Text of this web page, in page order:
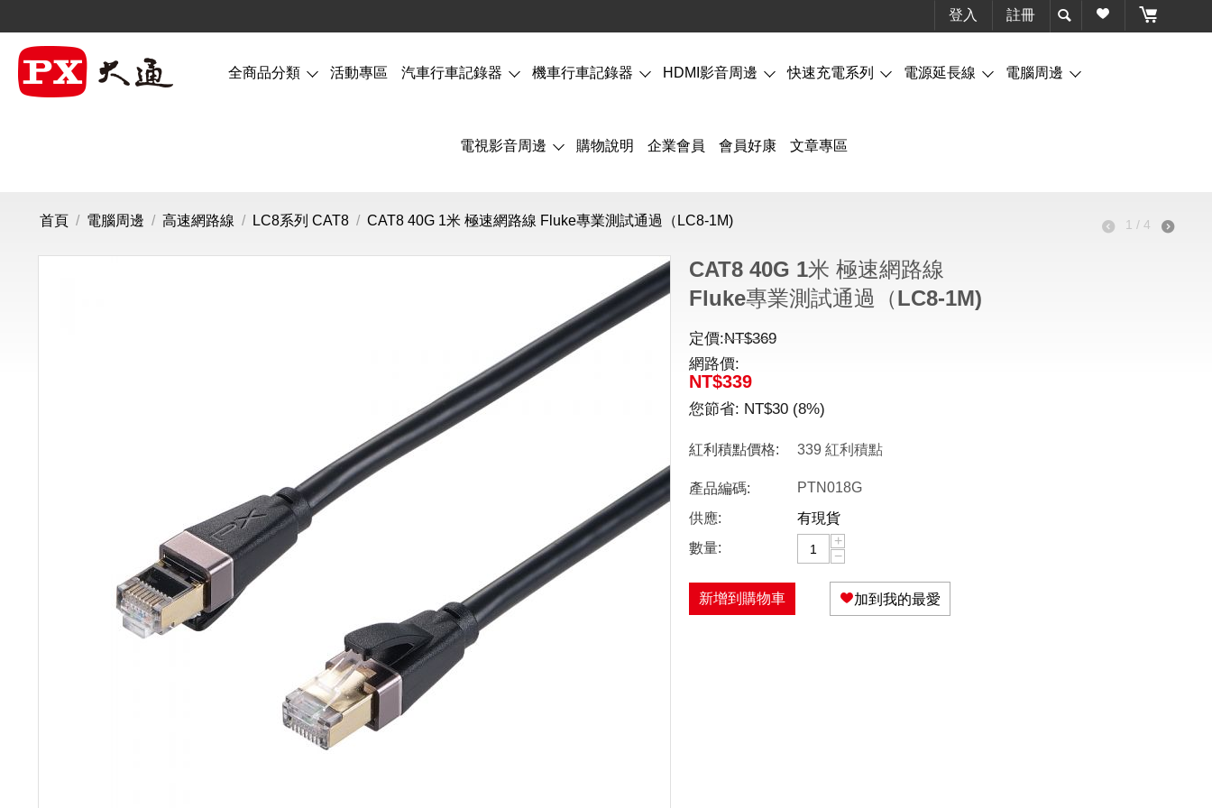
登入 註冊
全商品分類 活動專區 汽車行車記錄器 機車行車記錄器 HDMI影音周邊 快速充電系列 電源延長線 電腦周邊
電視影音周邊 購物說明 企業會員 會員好康 文章專區
首頁 / 電腦周邊 / 高速網路線 / LC8系列 CAT8 / CAT8 40G 1米 極速網路線 Fluke專業測試通過（LC8-1M) 1 / 4
CAT8 40G 1米 極速網路線
Fluke專業測試通過（LC8-1M)
定價:NT$369
網路價:
NT$339
您節省: NT$30 (8%)
紅利積點價格: 339 紅利積點
產品編碼:
PTN018G
供應:
有現貨
數量:
+
−
新增到購物車 加到我的最愛